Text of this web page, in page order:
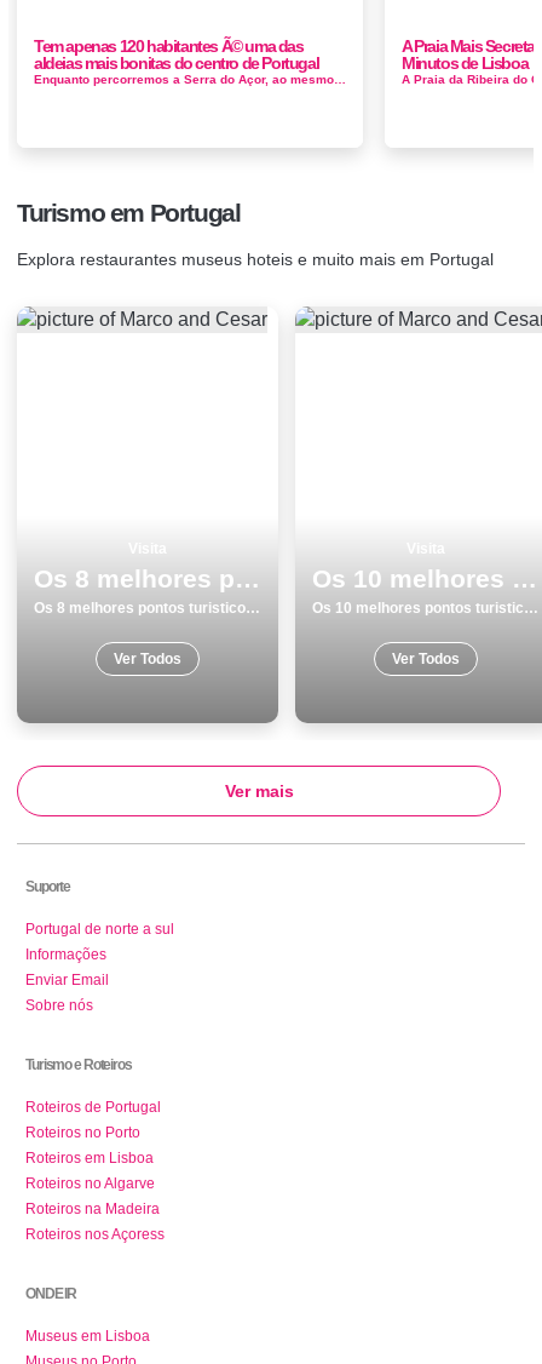
Tem apenas 120 habitantes Ã© uma das
aldeias mais bonitas do centro de Portugal
A Praia Mais Secreta
Minutos de Lisboa
Turismo em Portugal
Explora restaurantes museus hoteis e muito mais em Portugal
Os 8 melhores pontos turisticos para visitar em Torres Vedras
Os 8 melhores pontos turisticos para visitar em Torres Vedras
Ver Todos
Os 10 melhores pontos turisticos para conhecer e visitar em Vila do Conde
Os 10 melhores pontos turisticos para conhecer e visitar em Vila do Conde
Ver Todos
Ver mais
Suporte
Portugal de norte a sul
Informações
Enviar Email
Sobre nós
Turismo e Roteiros
Roteiros de Portugal
Roteiros no Porto
Roteiros em Lisboa
Roteiros no Algarve
Roteiros na Madeira
Roteiros nos Açoress
ONDE IR
Museus em Lisboa